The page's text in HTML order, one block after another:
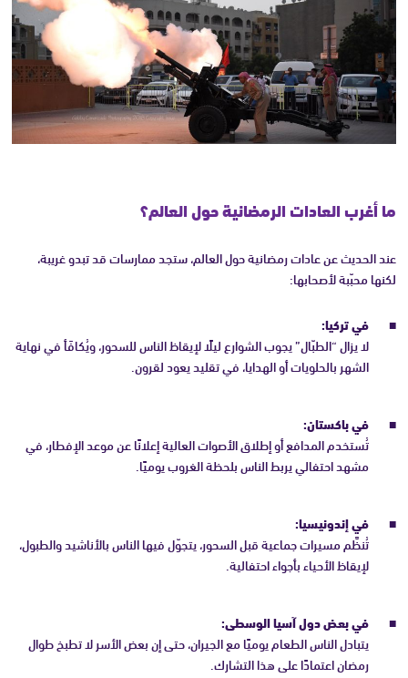
ما أغرب العادات الرمضانية حول العالم؟
عند الحديث عن عادات رمضانية حول العالم، ستجد ممارسات قد تبدو غريبة،
لكنها محبّبة لأصحابها:
في تركيا:
لا يزال “الطبّال” يجوب الشوارع ليلًا لإيقاظ الناس للسحور، ويُكافَأ في نهاية
الشهر بالحلويات أو الهدايا، في تقليد يعود لقرون.
في باكستان:
تُستخدم المدافع أو إطلاق الأصوات العالية إعلانًا عن موعد الإفطار، في
مشهد احتفالي يربط الناس بلحظة الغروب يوميًا.
في إندونيسيا:
تُنظَّم مسيرات جماعية قبل السحور، يتجوّل فيها الناس بالأناشيد والطبول،
لإيقاظ الأحياء بأجواء احتفالية.
في بعض دول آسيا الوسطى:
يتبادل الناس الطعام يوميًا مع الجيران، حتى إن بعض الأسر لا تطبخ طوال
رمضان اعتمادًا على هذا التشارك.